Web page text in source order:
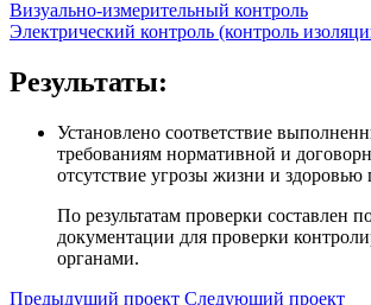
Визуально-измерительный контроль
Электрический контроль (контроль
Результаты:
Установлено соответствие
требованиям нормативной и
отсутствие угрозы жизни и здоровью
По результатам проверки составлен
документации для проверки
органами.
Предыдущий проект Следующий проект